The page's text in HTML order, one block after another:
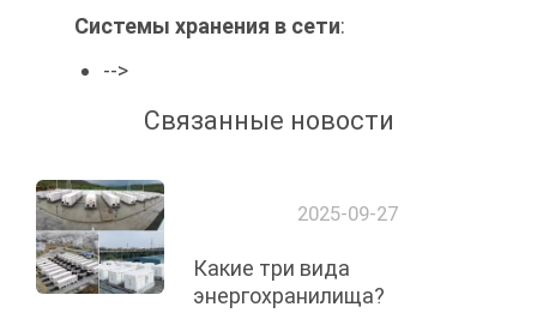
Системы хранения в сети:
-->
Связанные новости
2025-09-27
Какие три вида
энергохранилища?